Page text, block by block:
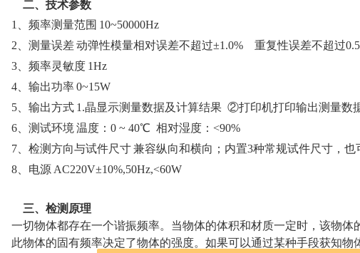
二、 技术参数
1、 频率测量范围 10~50000Hz
2、 测量误差动弹性模量相对误差不超过±1.0% 重复性误差不超过
3、 频率灵敏度 1Hz
4、 输出功率0~15W
5
输出方式 1.晶显示测量数据及计算结果 ②打印机打印输出测量数
6、 测试环境 温度： 0 ~ 40℃ 相对湿度：<90%
7、 检测方向与试件尺寸兼容纵向和横向；内置3种常规试件尺寸，也
8、 电源 AC220V±10%,50Hz,<60W
三、 检测原理
一切物体都存在一个谐振频率。当物体的体积和材质一定时，该物
此物体的固有频率决定了物体的强度。如果可以通过某种手段获知